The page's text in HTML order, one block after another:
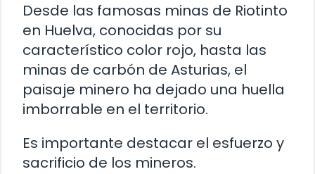
Desde las famosas minas de Riotinto
en Huelva, conocidas por su
característico color rojo, hasta las
minas de carbón de Asturias, el
paisaje minero ha dejado una huella
imborrable en el territorio.
Es importante destacar el esfuerzo y
sacrificio de los mineros.